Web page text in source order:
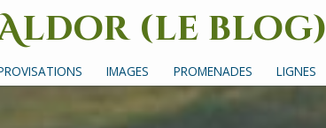
(le blog)
site avec des mots, des images et des sons
IMAGES PROMENADES LIGNES